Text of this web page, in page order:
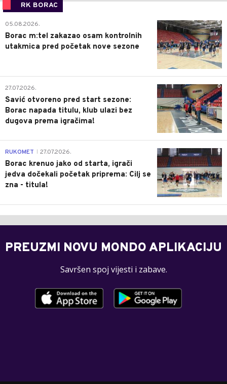
RK BORAC
0
05.08.2026.
Borac m:tel zakazao osam kontrolnih
utakmica pred početak nove sezone
0
27.07.2026.
Savić otvoreno pred start sezone:
Borac napada titulu, klub ulazi bez
dugova prema igračima!
0
RUKOMET 27.07.2026.
Borac krenuo jako od starta, igrači
jedva dočekali početak priprema: Cilj se
zna - titula!
PREUZMI NOVU MONDO APLIKACIJU
Savršen spoj vijesti i zabave.